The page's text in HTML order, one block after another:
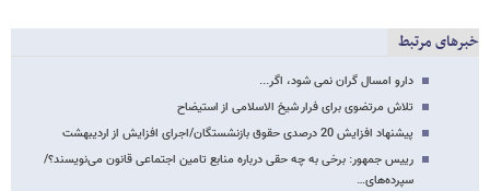
خبرهای مرتبط
دارو امسال گران نمی شود، اگر...
تلاش مرتضوی برای فرار شیخ الاسلامی از استیضاح
پیشنهاد افزایش 20 درصدی حقوق بازنشستگان/اجرای افزایش از اردیبهشت
رییس جمهور: برخی به چه حقی درباره منابع تامین اجتماعی قانون می‌نویسند؟/
سپرده‌های…